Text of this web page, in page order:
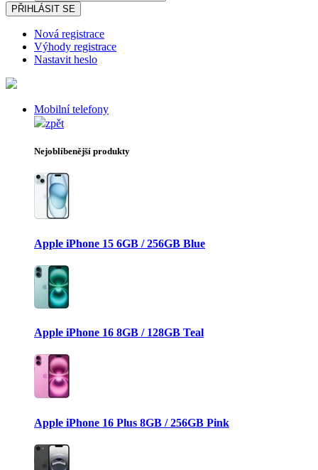
PŘIHLÁSIT SE
Nová registrace
Výhody registrace
Nastavit heslo
Mobilní telefony
zpět
Nejoblíbenější produkty
Apple iPhone 15 6GB / 256GB Blue
Apple iPhone 16 8GB / 128GB Teal
Apple iPhone 16 Plus 8GB / 256GB Pink